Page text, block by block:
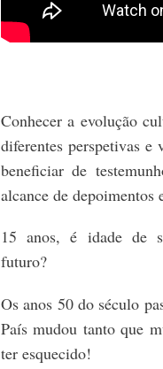
Conhecer a evolução
diferentes perspetivas e
beneficiar de
alcance de
15 anos, é idade de
futuro?
Os anos 50 do século
País mudou tanto que
ter esquecido!